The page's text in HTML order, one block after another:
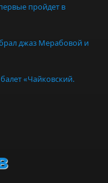
пройдет в
джаз Мерабовой и
«Чайковский.